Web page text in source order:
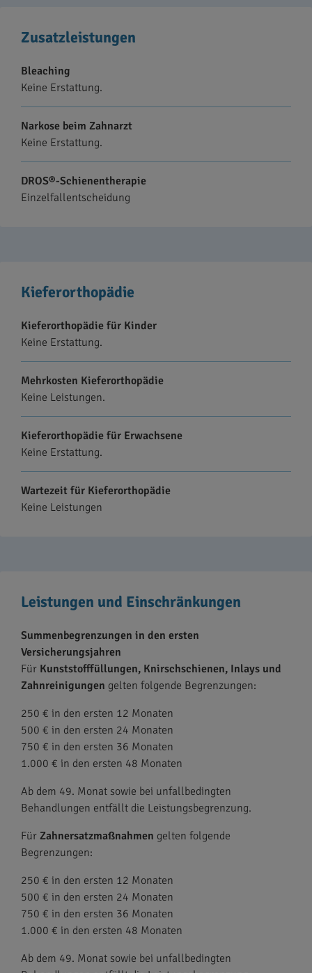
Zusatzleistungen
Bleaching
Keine Erstattung.
Narkose beim Zahnarzt
Keine Erstattung.
DROS®-Schienentherapie
Einzelfallentscheidung
Kieferorthopädie
Kieferorthopädie für Kinder
Keine Erstattung.
Mehrkosten Kieferorthopädie
Keine Leistungen.
Kieferorthopädie für Erwachsene
Keine Erstattung.
Wartezeit für Kieferorthopädie
Keine Leistungen
Leistungen und Einschränkungen
Summenbegrenzungen in den ersten
Versicherungsjahren
Für Kunststofffüllungen, Knirschschienen, Inlays und
Zahnreinigungen gelten folgende Begrenzungen:
250 € in den ersten 12 Monaten
500 € in den ersten 24 Monaten
750 € in den ersten 36 Monaten
1.000 € in den ersten 48 Monaten
Ab dem 49. Monat sowie bei unfallbedingten
Behandlungen entfällt die Leistungsbegrenzung.
Für Zahnersatzmaßnahmen gelten folgende
Begrenzungen:
250 € in den ersten 12 Monaten
500 € in den ersten 24 Monaten
750 € in den ersten 36 Monaten
1.000 € in den ersten 48 Monaten
Ab dem 49. Monat sowie bei unfallbedingten